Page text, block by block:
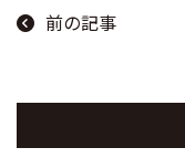
前の記事